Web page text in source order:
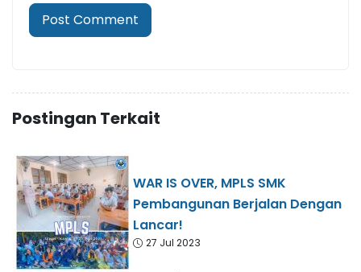
Postingan Terkait
WAR IS OVER, MPLS SMK
Pembangunan Berjalan Dengan
Lancar!
27 Jul 2023